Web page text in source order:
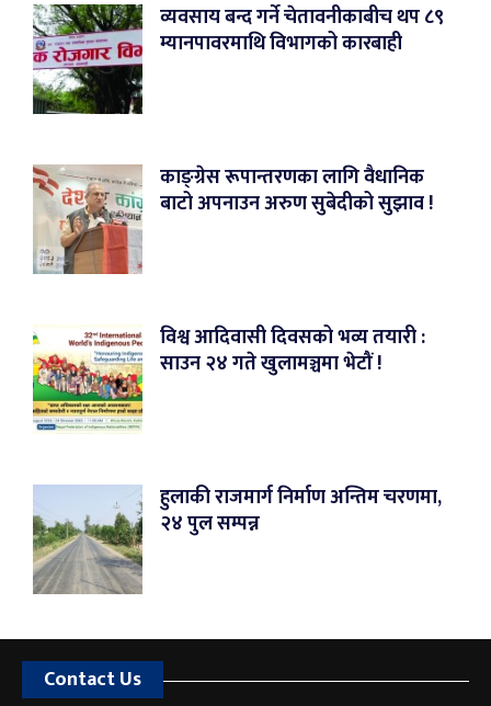
व्यवसाय बन्द गर्ने चेतावनीकाबीच थप ८९
म्यानपावरमाथि विभागको कारबाही
काङ्ग्रेस रूपान्तरणका लागि वैधानिक
बाटो अपनाउन अरुण सुबेदीको सुझाव !
विश्व आदिवासी दिवसको भव्य तयारी :
साउन २४ गते खुलामञ्चमा भेटौं !
हुलाकी राजमार्ग निर्माण अन्तिम चरणमा,
२४ पुल सम्पन्न
Contact Us